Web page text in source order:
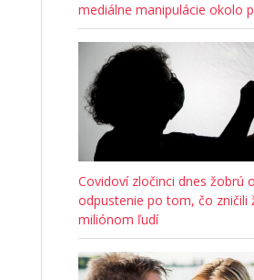
mediálne manipulácie okolo
Covidoví zločinci dnes žobrú o
odpustenie po tom, čo zničili
miliónom ľudí